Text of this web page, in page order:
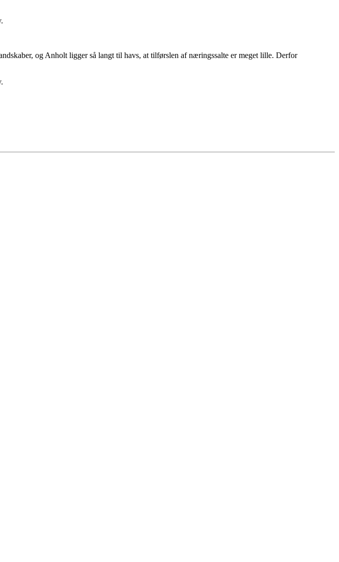
og Anholt ligger så langt til havs, at tilførslen af næringssalte er meget lille. Derfor